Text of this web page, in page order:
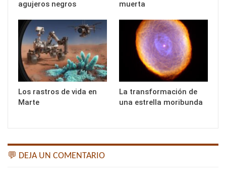
agujeros negros
muerta
Los rastros de vida en
Marte
La transformación de
una estrella moribunda
💬 DEJA UN COMENTARIO